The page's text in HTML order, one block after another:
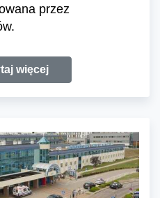
przez
więcej